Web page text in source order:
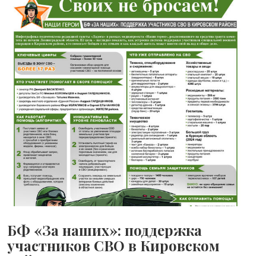
БФ «За наших»: поддержка
участников СВО в Кировском